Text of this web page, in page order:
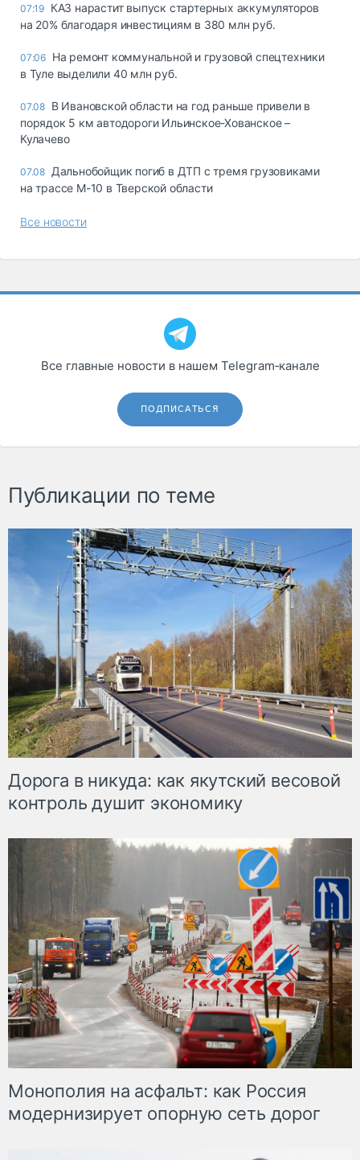
07:19 КАЗ нарастит выпуск стартерных аккумуляторов
на 20% благодаря инвестициям в 380 млн руб.
07:06 На ремонт коммунальной и грузовой спецтехники
в Туле выделили 40 млн руб.
07.08 В Ивановской области на год раньше привели в
порядок 5 км автодороги Ильинское-Хованское –
Кулачево
07.08 Дальнобойщик погиб в ДТП с тремя грузовиками
на трассе М-10 в Тверской области
Все новости
Все главные новости в нашем Telegram‑канале
ПОДПИСАТЬСЯ
Публикации по теме
Дорога в никуда: как якутский весовой
контроль душит экономику
Монополия на асфальт: как Россия
модернизирует опорную сеть дорог